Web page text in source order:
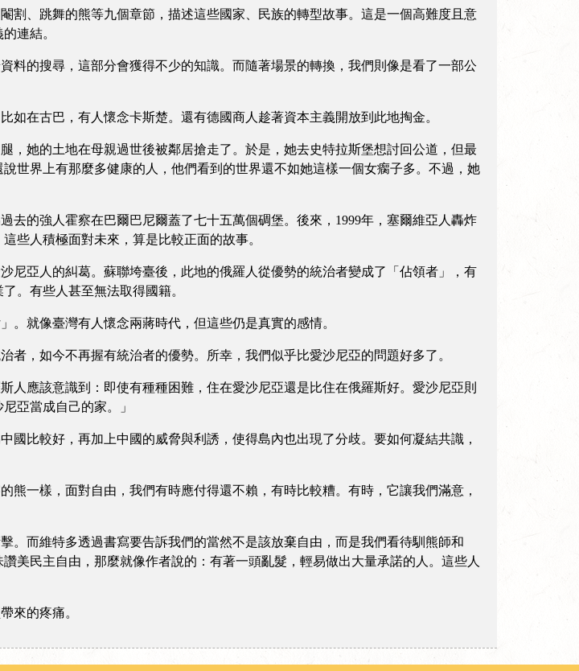
、跳舞的熊等九個章節，描述這些國家、民族的轉型故事。這是一個高難度且意
連結。
的搜尋，這部分會獲得不少的知識。而隨著場景的轉換，我們則像是看了一部公
在古巴，有人懷念卡斯楚。還有德國商人趁著資本主義開放到此地掏金。
她的土地在母親過世後被鄰居搶走了。於是，她去史特拉斯堡想討回公道，但最
世界上有那麼多健康的人，他們看到的世界還不如她這樣一個女瘸子多。不過，她
的強人霍察在巴爾巴尼爾蓋了七十五萬個碉堡。後來，1999年，塞爾維亞人轟炸
些人積極面對未來，算是比較正面的故事。
亞人的糾葛。蘇聯垮臺後，此地的俄羅人從優勢的統治者變成了「佔領者」，有
。有些人甚至無法取得國籍。
就像臺灣有人懷念兩蔣時代，但這些仍是真實的感情。
，如今不再握有統治者的優勢。所幸，我們似乎比愛沙尼亞的問題好多了。
應該意識到：即使有種種困難，住在愛沙尼亞還是比住在俄羅斯好。愛沙尼亞則
亞當成自己的家。」
比較好，再加上中國的威脅與利誘，使得島內也出現了分歧。要如何凝結共識，
一樣，面對自由，我們有時應付得還不賴，有時比較糟。有時，它讓我們滿意，
而維特多透過書寫要告訴我們的當然不是該放棄自由，而是我們看待馴熊師和
美民主自由，那麼就像作者說的：有著一頭亂髮，輕易做出大量承諾的人。這些人
來的疼痛。